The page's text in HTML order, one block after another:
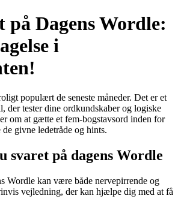
på Dagens Wordle:
i
populært de seneste måneder. Det er et
der tester dine ordkundskaber og logiske
om at gætte et fem-bogstavsord inden for
givne ledetråde og hints.
svaret på dagens Wordle
Wordle kan være både nervepirrende og
vejledning, der kan hjælpe dig med at få